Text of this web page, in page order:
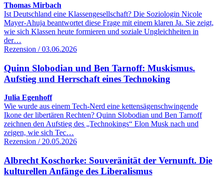
Thomas Mirbach
Ist Deutschland eine Klassengesellschaft? Die Soziologin Nicole
Mayer-Ahuja beantwortet diese Frage mit einem klaren Ja. Sie zeigt,
wie sich Klassen heute formieren und soziale Ungleichheiten in
der…
Rezension / 03.06.2026
Quinn Slobodian und Ben Tarnoff: Muskismus.
Aufstieg und Herrschaft eines Technoking
Julia Egenhoff
Wie wurde aus einem Tech-Nerd eine kettensägenschwingende
Ikone der libertären Rechten? Quinn Slobodian und Ben Tarnoff
zeichnen den Aufstieg des „Technokings“ Elon Musk nach und
zeigen, wie sich Tec…
Rezension / 20.05.2026
Albrecht Koschorke: Souveränität der Vernunft. Die
kulturellen Anfänge des Liberalismus